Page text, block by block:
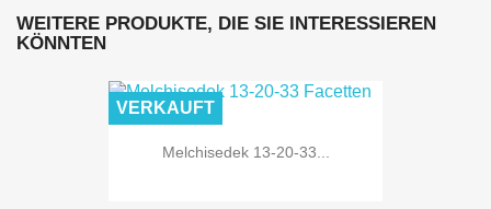
WEITERE PRODUKTE, DIE SIE INTERESSIEREN
KÖNNTEN
Melchisedek 13-20-33...
VERKAUFT